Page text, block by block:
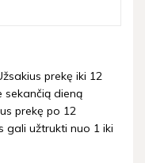
prekę iki 12
sekančią dieną
prekę po 12
gali užtrukti nuo 1 iki